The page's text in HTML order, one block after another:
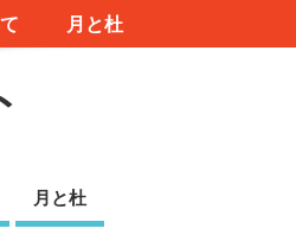
月と杜
月と杜